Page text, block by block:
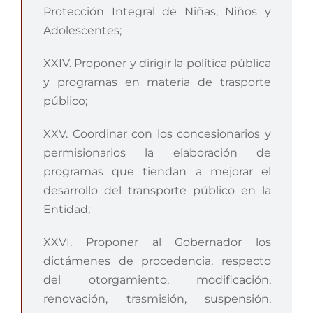
Protección Integral de Niñas, Niños y
Adolescentes;
XXIV. Proponer y dirigir la política pública
y programas en materia de trasporte
público;
XXV. Coordinar con los concesionarios y
permisionarios la elaboración de
programas que tiendan a mejorar el
desarrollo del transporte público en la
Entidad;
XXVI. Proponer al Gobernador los
dictámenes de procedencia, respecto
del otorgamiento, modificación,
renovación, trasmisión, suspensión,